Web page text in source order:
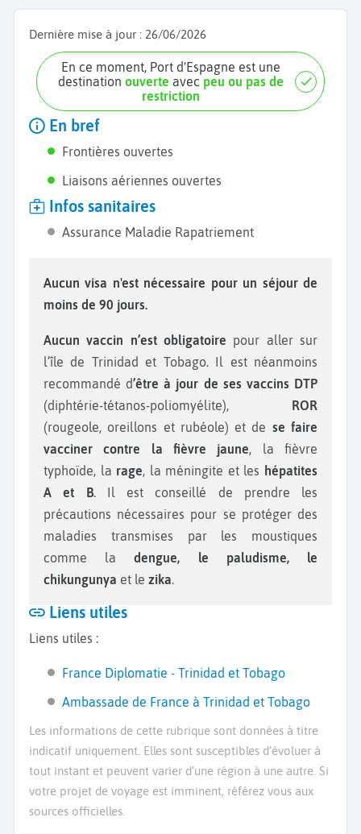
Dernière mise à jour : 26/06/2026
En ce moment, Port d'Espagne est une
destinationouverte avec peu ou pas de
restriction
En bref
Frontières ouvertes
Liaisons aériennes ouvertes
Infos sanitaires
Assurance Maladie Rapatriement
Aucun visa n'est nécessaire pour un séjour de
moins de 90 jours.
Aucun vaccin n’est obligatoire pour aller sur
l’île de Trinidad et Tobago. Il est néanmoins
recommandé d’être à jour de ses vaccins DTP
(diphtérie-tétanos-poliomyélite), ROR
(rougeole, oreillons et rubéole) et de se faire
vacciner contre la fièvre jaune , la fièvre
typhoïde, la rage , la méningite et les hépatites
A et B. Il est conseillé de prendre les
précautions nécessaires pour se protéger des
maladies transmises par les moustiques
comme ladengue, le paludisme, le
chikungunya et le zika
Liens utiles
Liens utiles :
France Diplomatie - Trinidad et Tobago
Ambassade de France à Trinidad et Tobago
Les informations de cette rubrique sont données à titre
indicatif uniquement. Elles sont susceptibles d’évoluer à
tout instant et peuvent varier d’une région à une autre. Si
votre projet de voyage est imminent, référez vous aux
sources officielles.